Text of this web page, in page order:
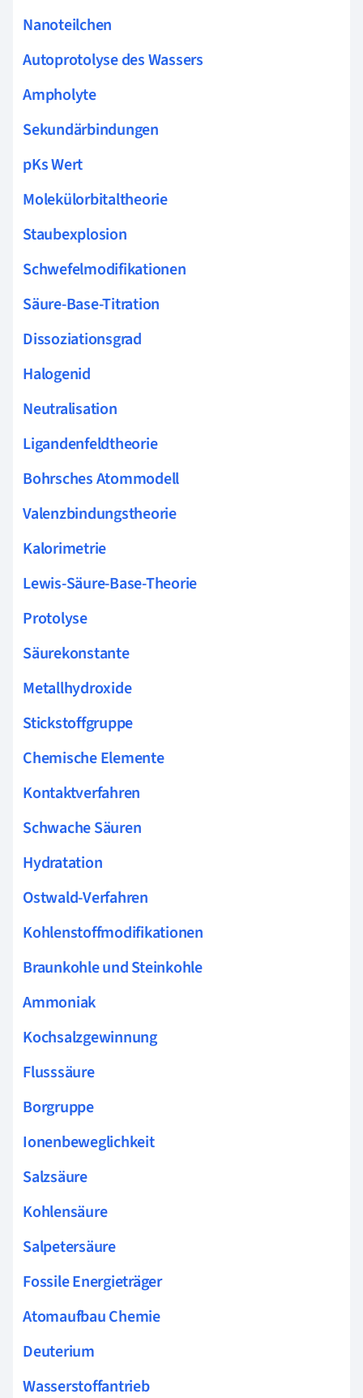
Nanoteilchen
Autoprotolyse des Wassers
Ampholyte
Sekundärbindungen
pKs Wert
Molekülorbitaltheorie
Staubexplosion
Schwefelmodifikationen
Säure-Base-Titration
Dissoziationsgrad
Halogenid
Neutralisation
Ligandenfeldtheorie
Bohrsches Atommodell
Valenzbindungstheorie
Kalorimetrie
Lewis-Säure-Base-Theorie
Protolyse
Säurekonstante
Metallhydroxide
Stickstoffgruppe
Chemische Elemente
Kontaktverfahren
Schwache Säuren
Hydratation
Ostwald-Verfahren
Kohlenstoffmodifikationen
Braunkohle und Steinkohle
Ammoniak
Kochsalzgewinnung
Flusssäure
Borgruppe
Ionenbeweglichkeit
Salzsäure
Kohlensäure
Salpetersäure
Fossile Energieträger
Atomaufbau Chemie
Deuterium
Wasserstoffantrieb